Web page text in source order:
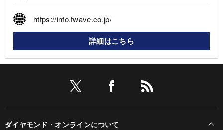
https://info.twave.co.jp/
詳細はこちら
ダイヤモンド・オンラインについて